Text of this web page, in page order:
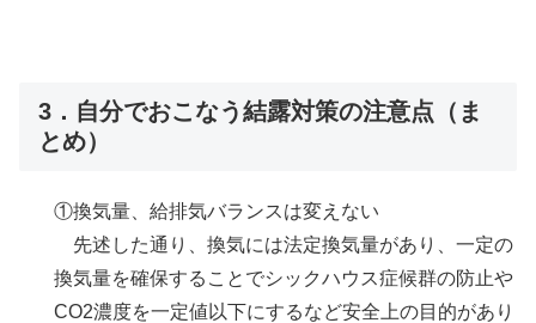
3．自分でおこなう結露対策の注意点（ま
とめ）
①換気量、給排気バランスは変えない
先述した通り、換気には法定換気量があり、一定の
換気量を確保することでシックハウス症候群の防止や
CO2濃度を一定値以下にするなど安全上の目的があり